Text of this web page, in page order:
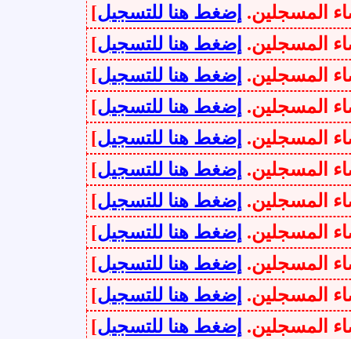
إضغط هنا للتسجيل]
إضغط هنا للتسجيل]
إضغط هنا للتسجيل]
إضغط هنا للتسجيل]
إضغط هنا للتسجيل]
إضغط هنا للتسجيل]
إضغط هنا للتسجيل]
إضغط هنا للتسجيل]
إضغط هنا للتسجيل]
إضغط هنا للتسجيل]
إضغط هنا للتسجيل]